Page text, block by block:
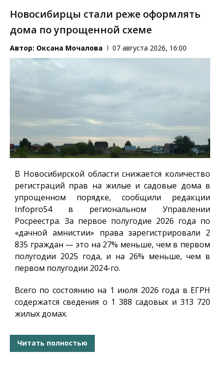
Новосибирцы стали реже оформлять
дома по упрощенной схеме
Автор: Оксана Мочалова 07 августа 2026, 16:00
В Новосибирской области снижается количество
регистраций прав на жилые и садовые дома в
упрощенном порядке, сообщили редакции
Infopro54в региональном Управлении
Росреестра. За первое полугодие 2026 года по
«дачной амнистии» права зарегистрировали 2
835 граждан — это на 27% меньше, чем в первом
полугодии 2025 года, и на 26% меньше, чем в
первом полугодии 2024-го.
Всего по состоянию на 1 июля 2026 года в ЕГРН
содержатся сведения о 1 388 садовых и 313 720
жилых домах.
Читать полностью